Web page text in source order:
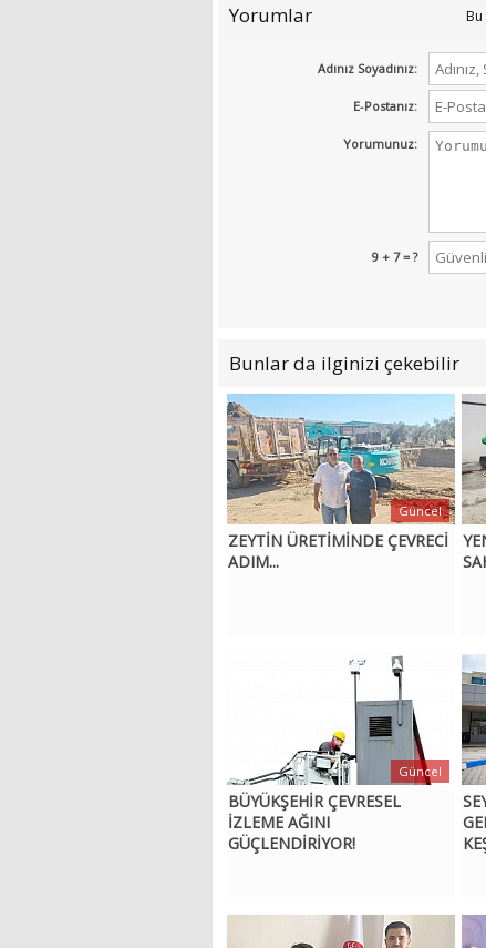
Yorumlar
Adınız Soyadınız:
E-Postanız:
Yorumunuz:
9 + 7 = ?
Bunlar da ilginizi çekebilir
ZEYTİN ÜRETİMİNDE ÇEVRECİ
ADIM...
Güncel
BÜYÜKŞEHİR ÇEVRESEL
İZLEME AĞINI
GÜÇLENDİRİYOR!
Güncel